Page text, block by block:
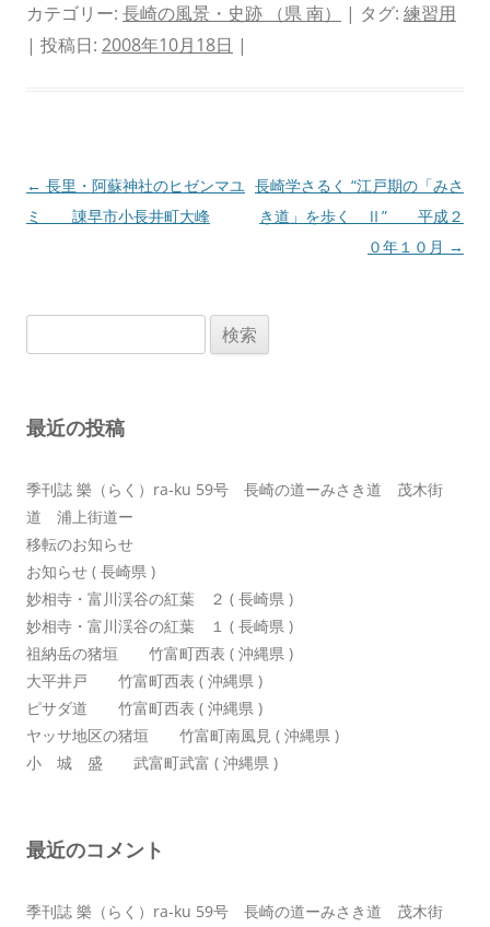
カテゴリー: 長崎の風景・史跡 （県 南） | タグ: 練習用
| 投稿日: 2008年10月18日 |
投
稿
ン
← 長里・阿蘇神社のヒゼンマユ
ミ 諌早市小長井町大峰
長崎学さるく “江戸期の「みさ
き道」を歩く Ⅱ” 平成２
０年１０月 →
索:
最近の投稿
季刊誌 樂（らく）ra-ku 59号 長崎の道ーみさき道 茂木街
道 浦上街道ー
移転のお知らせ
お知らせ ( 長崎県 )
妙相寺・富川渓谷の紅葉 ２ ( 長崎県 )
妙相寺・富川渓谷の紅葉 １ ( 長崎県 )
祖納岳の猪垣 竹富町西表 ( 沖縄県 )
大平井戸 竹富町西表 ( 沖縄県 )
ピサダ道 竹富町西表 ( 沖縄県 )
ヤッサ地区の猪垣 竹富町南風見 ( 沖縄県 )
小 城 盛 武富町武富 ( 沖縄県 )
最近のコメント
季刊誌 樂（らく）ra-ku 59号 長崎の道ーみさき道 茂木街